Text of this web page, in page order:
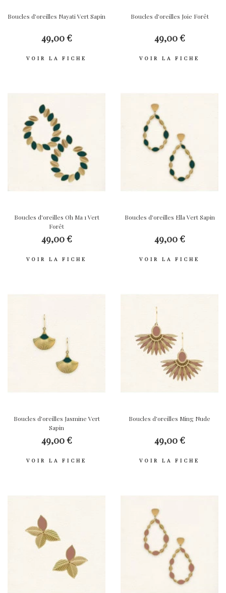
Boucles d'oreilles Nayati Vert Sapin
49,00 €
VOIR LA FICHE
Boucles d'oreilles Joie Forêt
49,00 €
VOIR LA FICHE
Boucles d'oreilles Oh Ma 1 Vert
Forêt
49,00 €
VOIR LA FICHE
Boucles d'oreilles Ella Vert Sapin
49,00 €
VOIR LA FICHE
Boucles d'oreilles Jasmine Vert
Sapin
49,00 €
VOIR LA FICHE
Boucles d'oreilles Ming Nude
49,00 €
VOIR LA FICHE